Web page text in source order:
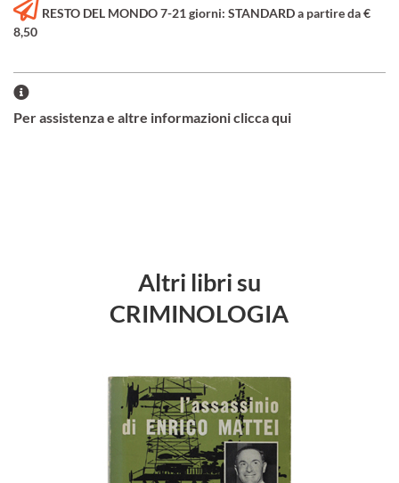
RESTO DEL MONDO 7-21 giorni: STANDARD a partire da €
8,50
Per assistenza e altre informazioni clicca qui
Altri libri su
CRIMINOLOGIA